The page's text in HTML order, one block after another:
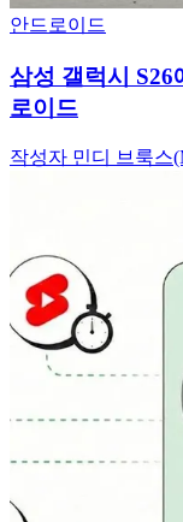
안드로이드
삼성 갤럭시
로이드
작성자 민디 브룩스